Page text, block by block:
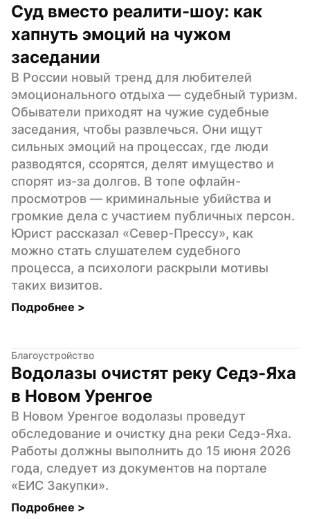
Суд вместо реалити-шоу: как
хапнуть эмоций на чужом
заседании
В России новый тренд для любителей
эмоционального отдыха — судебный туризм.
Обыватели приходят на чужие судебные
заседания, чтобы развлечься. Они ищут
сильных эмоций на процессах, где люди
разводятся, ссорятся, делят имущество и
спорят из-за долгов. В топе офлайн-
просмотров — криминальные убийства и
громкие дела с участием публичных персон.
Юрист рассказал «Север-Прессу», как
можно стать слушателем судебного
процесса, а психологи раскрыли мотивы
таких визитов.
Подробнее >
Благоустройство
Водолазы очистят реку Седэ-Яха
в Новом Уренгое
В Новом Уренгое водолазы проведут
обследование и очистку дна реки Седэ-Яха.
Работы должны выполнить до 15 июня 2026
года, следует из документов на портале
«ЕИС Закупки».
Подробнее >